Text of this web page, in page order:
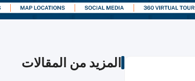
المزيد من المقالات